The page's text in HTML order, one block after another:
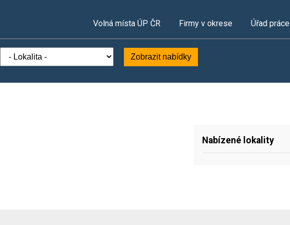
Volná místa ÚP ČR Firmy v okrese Úřad práce
Zobrazit nabídky
Nabízené lokality